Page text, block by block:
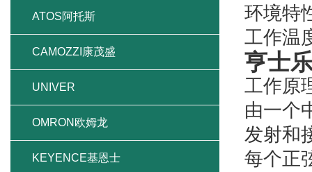
环境特
工作温
亨士
工作原
由一个
发射和
每个正
ATOS阿托斯
CAMOZZI康茂盛
UNIVER
OMRON欧姆龙
KEYENCE基恩士